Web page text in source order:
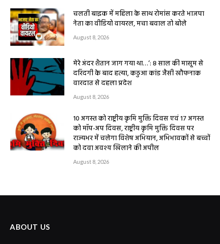
चलती बाइक में महिला के साथ रोमांस करते भाजपा
नेता का वीडियो वायरल, मचा बवाल तो बोले
August 8, 2026
मेरे अंदर शैतान जाग गया था…’: 8 साल की मासूम से
दरिंदगी के बाद हत्या, कठुआ कांड जैसी खौफनाक
वारदात से दहला प्रदेश
August 8, 2026
10 अगस्त को राष्ट्रीय कृमि मुक्ति दिवस एवं 17 अगस्त
को मॉप-अप दिवस, राष्ट्रीय कृमि मुक्ति दिवस पर
राज्यभर में चलेगा विशेष अभियान, अभिभावकों से बच्चों
को दवा अवश्य खिलाने की अपील
August 8, 2026
ABOUT US